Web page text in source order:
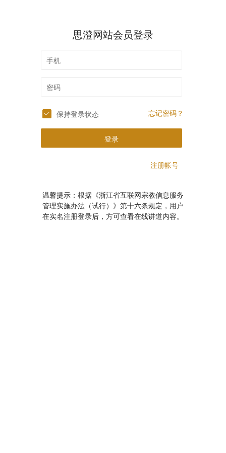
思澄网站会员登录
保持登录状态 忘记密码？
登录
注册帐号
温馨提示：根据《浙江省互联网宗教信息服务
管理实施办法（试行）》第十六条规定，用户
在实名注册登录后，方可查看在线讲道内容。